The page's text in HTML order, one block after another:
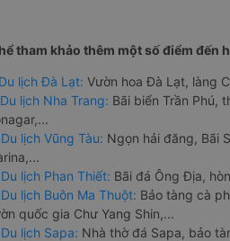
tham khảo thêm một số điểm đến
Du lịch Đà Lạt: Vườn hoa Đà Lạt, làng
Du lịch Nha Trang: Bãi biển Trần Phú,
Du lịch Vũng Tàu: Ngọn hải đăng, Bãi
Du lịch Phan Thiết: Bãi đá Ông Địa,
Du lịch Buôn Ma Thuột: Bảo tàng cà
quốc gia Chư Yang Shin,...
Du lịch Sapa: Nhà thờ đá Sapa, bảo